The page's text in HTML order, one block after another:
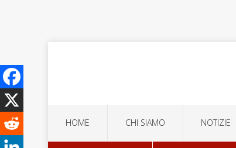
HOME CHI SIAMO NOTIZIE